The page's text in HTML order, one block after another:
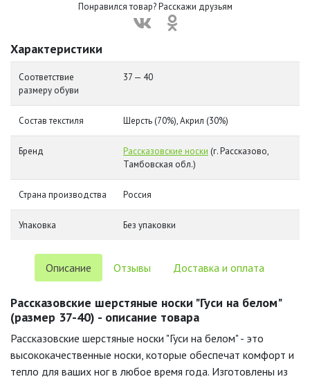
Понравился товар? Расскажи друзьям
Характеристики
Соответствие
размеру обуви
37 — 40
Состав текстиля Шерсть (70%), Акрил (30%)
Бренд Рассказовские носки (г. Рассказово,
Тамбовская обл.)
Страна производства Россия
Упаковка Без упаковки
Описание Отзывы Доставка и оплата
Рассказовские шерстяные носки "Гуси на белом"
(размер 37-40) - описание товара
Рассказовские шерстяные носки "Гуси на белом" - это
высококачественные носки, которые обеспечат комфорт и
тепло для ваших ног в любое время года. Изготовлены из